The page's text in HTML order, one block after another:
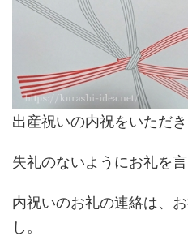
出産祝いの内祝をいただき
失礼のないようにお礼を
内祝いのお礼の連絡は、
し。